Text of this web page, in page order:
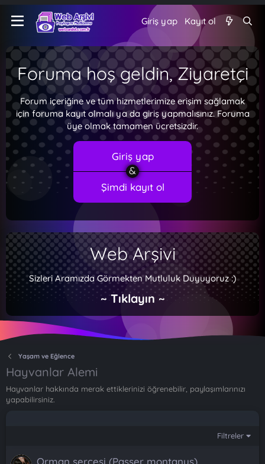
Giriş yap Kayıt ol
Foruma hoş geldin, Ziyaretçi
Forum içeriğine ve tüm hizmetlerimize erişim sağlamak
için foruma kayıt olmalı ya da giriş yapmalısınız. Foruma
üye olmak tamamen ücretsizdir.
Giriş yap
Şimdi kayıt ol
Web Arşivi
Sizleri Aramızda Görmekten Mutluluk Duyuyoruz :)
~ Tıklayın ~
Yaşam ve Eğlence
Hayvanlar Alemi
Hayvanlar hakkında merak ettiklerinizi öğrenebilir, paylaşımlarınızı
yapabilirsiniz.
Filtreler
Orman serçesi (Passer montanus)